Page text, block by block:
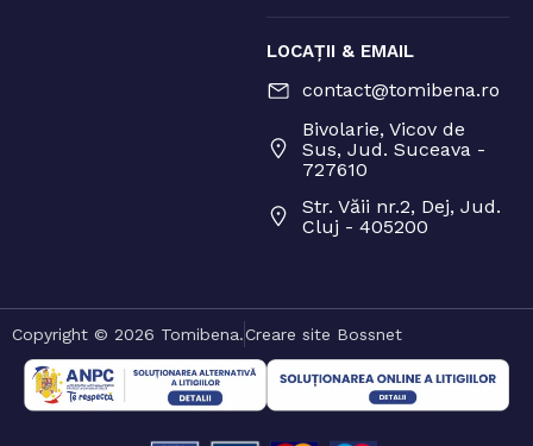
LOCAȚII & EMAIL
contact@tomibena.ro
Bivolarie, Vicov de
Sus, Jud. Suceava -
727610
Str. Văii nr.2, Dej, Jud.
Cluj - 405200
Copyright © 2026 Tomibena.Creare site Bossnet